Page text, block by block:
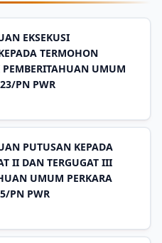
EKSEKUSI
TERMOHON
UMUM
PN PWR
PUTUSAN KEPADA
II DAN TERGUGAT III
UMUM PERKARA
PN PWR